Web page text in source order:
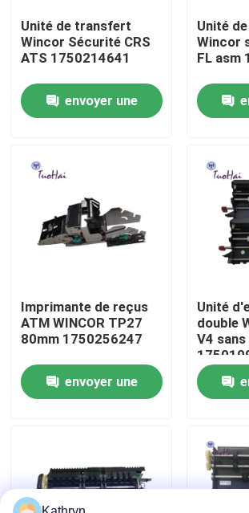
Maison
Produits
Visite d'usine
Contrôle de qualité
Contactez-nous
pièces de machine d'atmosphère
pièces d'atmosphère de wincor
Unité de transfert
Wincor Sécurité CRS
ATS 1750214641
envoyer une
Unité
Wincor
FL asm
Imprimante de reçus
ATM WINCOR TP27
80mm 1750256247
envoyer une
Unité
double
V4 sans